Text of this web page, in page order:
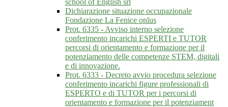
school of English srl
Dichiarazione situazione occupazionale
Fondazione La Fenice onlus
Prot. 6335 - Avviso interno selezione
conferimento incarichi ESPERTI e TUTOR
percorsi di orientamento e formazione per il
potenziamento delle competenze STEM, digitali
e di innovazione.
Prot. 6333 - Decreto avvio procedura selezione
conferimento incarichi figure professionali di
ESPERTO e di TUTOR per i percorsi di
orientamento e formazione per il potenziament